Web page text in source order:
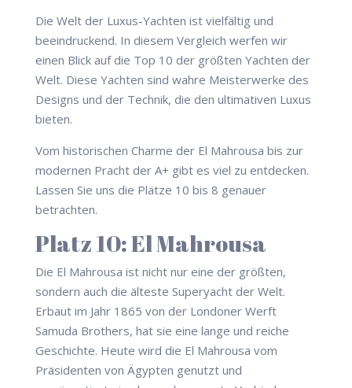
Die Welt der Luxus-Yachten ist vielfältig und
beeindruckend. In diesem Vergleich werfen wir
einen Blick auf die Top 10 der größten Yachten der
Welt. Diese Yachten sind wahre Meisterwerke des
Designs und der Technik, die den ultimativen Luxus
bieten.
Vom historischen Charme der El Mahrousa bis zur
modernen Pracht der A+ gibt es viel zu entdecken.
Lassen Sie uns die Plätze 10 bis 8 genauer
betrachten.
Platz 10: El Mahrousa
Die El Mahrousa ist nicht nur eine der größten,
sondern auch die älteste Superyacht der Welt.
Erbaut im Jahr 1865 von der Londoner Werft
Samuda Brothers, hat sie eine lange und reiche
Geschichte. Heute wird die El Mahrousa vom
Präsidenten von Ägypten genutzt und